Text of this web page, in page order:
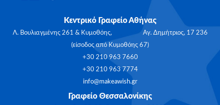
Κεντρικό Γραφείο Αθήνας
Λ. Βουλιαγμένης 261 & Κυμοθόης, Αγ. Δημήτριος, 17 236
(είσοδος από Κυμοθόης 67)
+30 210 963 7660
+30 210 963 7774
info@makeawish.gr
Γραφείο Θεσσαλονίκης